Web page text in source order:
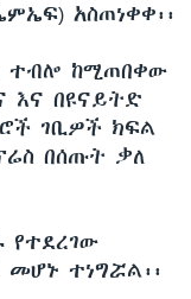
አስጠነቀቀ፡፡
ተብሎ ከሚጠበቀው
እና በዩናይትድ
ገቢዎች ክፍል
በሰጡት ቃለ
የተደረገው
ተነግሯል፡፡